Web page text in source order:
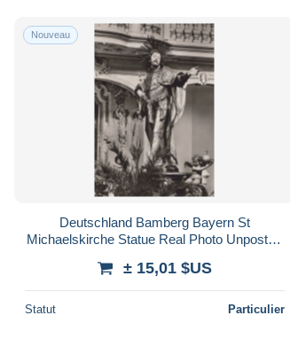
Nouveau
Deutschland Bamberg Bayern St
Michaelskirche Statue Real Photo Unposted
± 15,01 $US
Statut Particulier